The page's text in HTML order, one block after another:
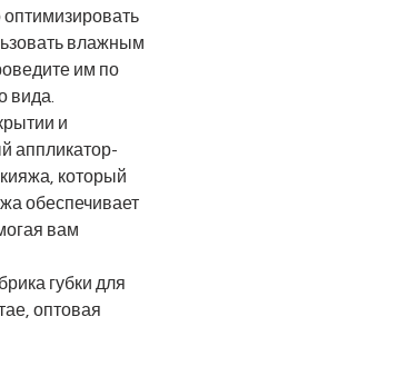
оптимизировать
влажным
им по
вида.
и
аппликатор-
который
обеспечивает
вам
губки для
оптовая